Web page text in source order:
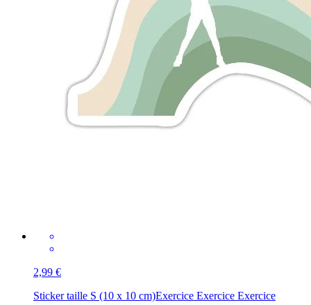
2,99 €
Sticker taille S (10 x 10 cm)Exercice Exercice Exercice